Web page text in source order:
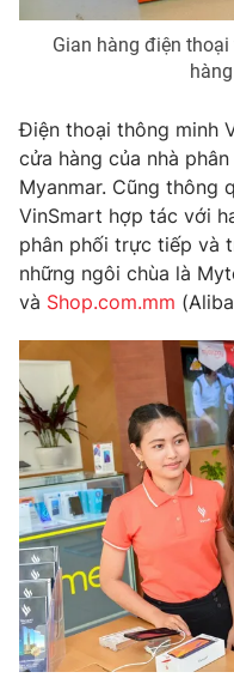
Khán giả
Chất lượng cuộc sống
Giáo dục
Học trực tuyến
Công nghệ
Hitech Công nghệ
Sản phẩm
Thị trường
Tư vấn
Giao lưu trực tuyến
Lịch phát sóng
Chuyên mục khác
Emagazine
Photo
Video
VTV Money
VTV Sức khoẻ
Gian hàng điện
Điện thoại thông minh
cửa hàng của nhà
Myanmar. Cũng thông
VinSmart hợp tác với
phân phối trực tiếp và
những ngôi chùa là
và Shop.com.mm